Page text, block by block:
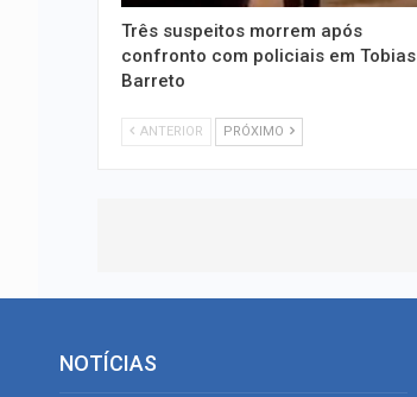
Três suspeitos morrem após
confronto com policiais em Tobias
Barreto
ANTERIOR PRÓXIMO
NOTÍCIAS